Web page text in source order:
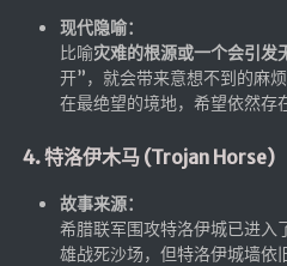
现代隐喻：
比喻灾难的根源或一个会引发
开”，就会带来意想不到的麻
在最绝望的境地，希望依然存
4. 特洛伊木马 (Trojan Horse)
故事来源：
希腊联军围攻特洛伊城已进入
雄战死沙场，但特洛伊城墙依
📕学习
知乎付费文章
Markdown学习
Mathlab教学
乐理学习
Web 技术教程